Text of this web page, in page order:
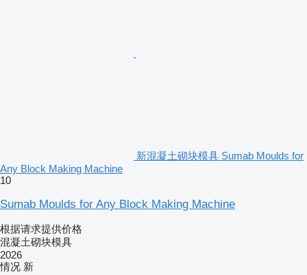
新混凝土砌块模具 Sumab Moulds for
Any Block Making Machine
10
Sumab Moulds for Any Block Making Machine
根据请求提供价格
混凝土砌块模具
2026
情况 新